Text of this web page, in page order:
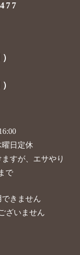
日定休
すが、 エサやり
で
きません
ざいません